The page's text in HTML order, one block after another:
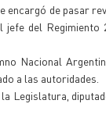
encargó de pasar
del
Nacional
a las autoridades.
Legislatura,